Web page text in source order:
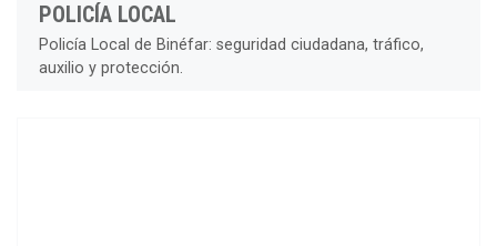
POLICÍA LOCAL
Policía Local de Binéfar: seguridad ciudadana, tráfico,
auxilio y protección.